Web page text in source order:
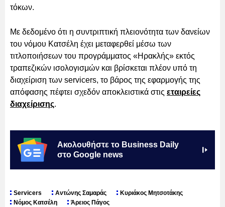
τόκων.
Με δεδομένο ότι η συντριπτική πλειονότητα των δανείων
του νόμου Κατσέλη έχει μεταφερθεί μέσω των
τιτλοποιήσεων του προγράμματος «Ηρακλής» εκτός
τραπεζικών ισολογισμών και βρίσκεται πλέον υπό τη
διαχείριση των servicers, το βάρος της εφαρμογής της
απόφασης πέφτει σχεδόν αποκλειστικά στις εταιρείες
διαχείρισης.
Ακολουθήστε το Business Daily
στο Google news
Servicers Αντώνης Σαμαράς
Κυριάκος Μητσοτάκης
Νόμος Κατσέλη
Άρειος Πάγος